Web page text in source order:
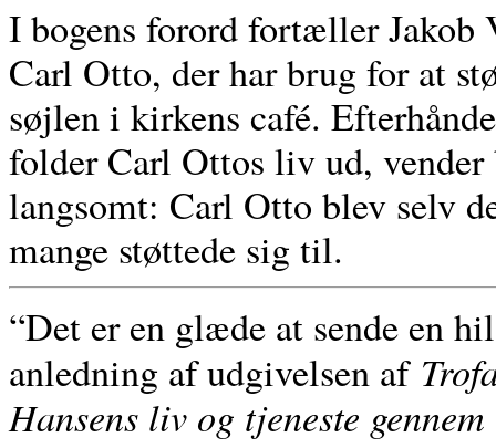
I bogens forord fortæller Jakob
Carl Otto, der har brug for at
søjlen i kirkens café.
folder Carl Ottos liv ud,
langsomt: Carl Otto blev selv
mange støttede sig til.
“Det er en glæde at sende en
anledning af udgivelsen af
Hansens liv og tjeneste